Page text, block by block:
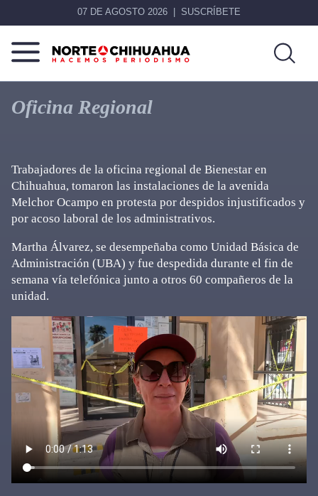
07 DE AGOSTO 2026 SUSCRÍBETE
Norte
De
Chihuahua
Más
que
noticias,
Oficina Regional
Trabajadores de la oficina regional de Bienestar en
Chihuahua, tomaron las instalaciones de la avenida
Melchor Ocampo en protesta por despidos injustificados y
por acoso laboral de los administrativos.
Martha Álvarez, se desempeñaba como Unidad Básica de
Administración (UBA) y fue despedida durante el fin de
semana vía telefónica junto a otros 60 compañeros de la
unidad.